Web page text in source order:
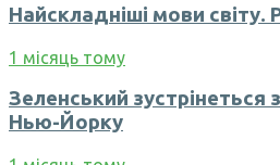
Найскладніші мови світу.
1 місяць тому
Зеленський зустрінеться
Нью-Йорку